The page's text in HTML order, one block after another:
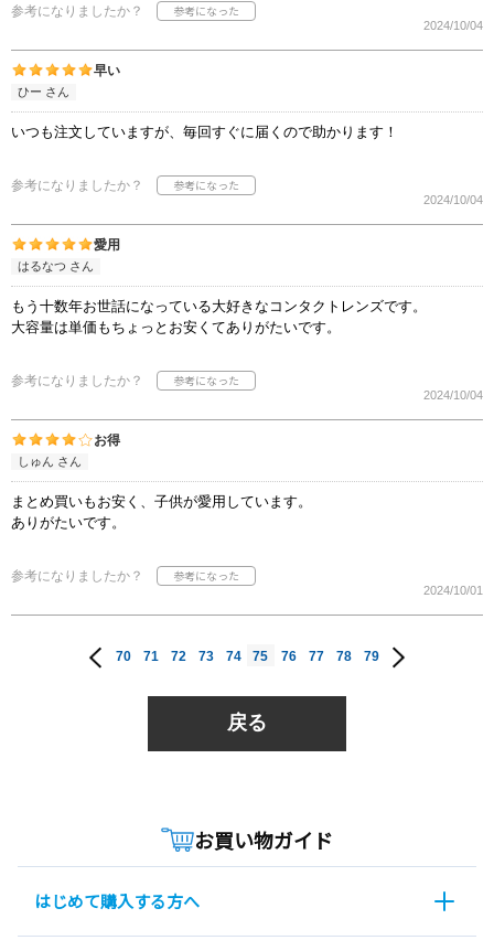
参考になりましたか？
2024/10/04
早い
ひー さん
いつも注文していますが、毎回すぐに届くので助かります！
参考になりましたか？
2024/10/04
愛用
はるなつ さん
もう十数年お世話になっている大好きなコンタクトレンズです。
大容量は単価もちょっとお安くてありがたいです。
参考になりましたか？
2024/10/04
お得
しゅん さん
まとめ買いもお安く、子供が愛用しています。
ありがたいです。
参考になりましたか？
2024/10/01
70 71 72 73 74 75 76 77 78 79
戻る
お買い物ガイド
はじめて購入する方へ